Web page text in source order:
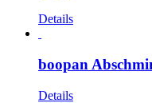
Details
boopan
Details